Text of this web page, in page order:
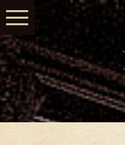
≡